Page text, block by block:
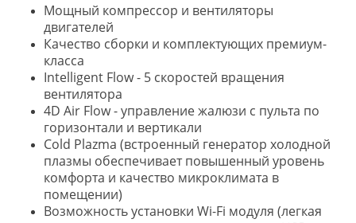
Мощный компрессор и вентиляторы
двигателей
Качество сборки и комплектующих премиум-
класса
Intelligent Flow - 5 скоростей вращения
вентилятора
4D Air Flow - управление жалюзи с пульта по
горизонтали и вертикали
Cold Plazma (встроенный генератор холодной
плазмы обеспечивает повышенный уровень
комфорта и качество микроклимата в
помещении)
Возможность установки Wi-Fi модуля (легкая